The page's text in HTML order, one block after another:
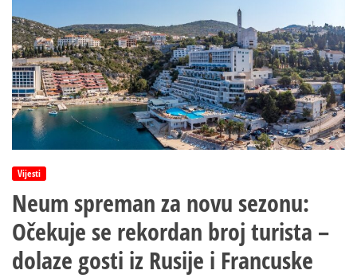
evo
za
koliko
je
skuplje
Vijesti
Neum spreman za novu sezonu:
Očekuje se rekordan broj turista –
dolaze gosti iz Rusije i Francuske